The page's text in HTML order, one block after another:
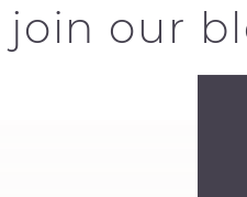
join our